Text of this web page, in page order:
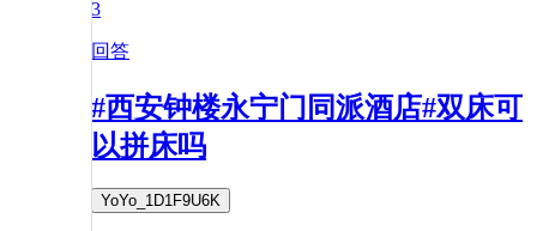
3
回答
#西安钟楼永宁门同派酒店#双床可
以拼床吗
YoYo_1D1F9U6K